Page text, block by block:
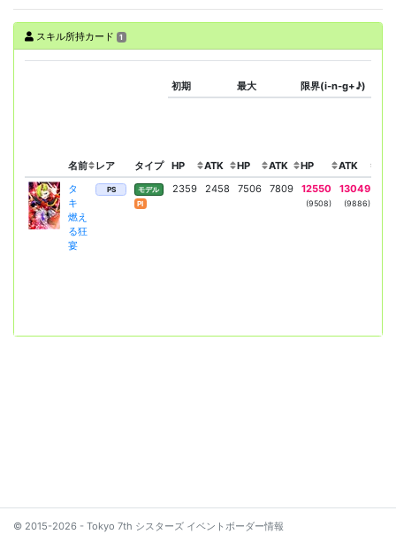
スキル所持カード 1
名前 レア タイプ
初期 最大 限界(i-n-g+♪)
HP ATK HP ATK HP ATK
タ
キ
燃え
る狂
宴
PS
モデル
Pl
2359 2458 7506 7809 12550
(9508)
13049
(9886)
© 2015-2026 - Tokyo 7th シスターズ イベントボーダー情報